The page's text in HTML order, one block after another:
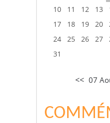
10
11 12 13
17
18 19 20
24
25 26 27
31
<< 07